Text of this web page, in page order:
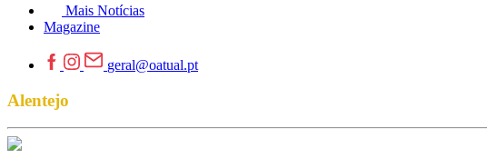
Mais Notícias
Magazine
geral@oatual.pt
Alentejo